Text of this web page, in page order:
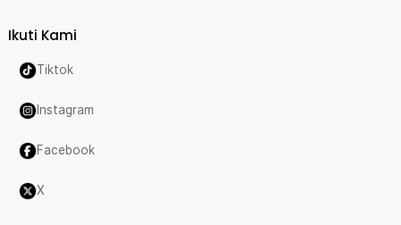
Ikuti Kami
Tiktok
Instagram
Facebook
X